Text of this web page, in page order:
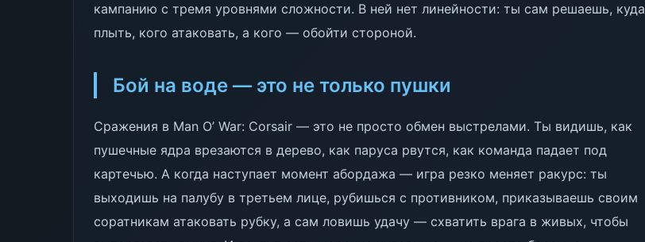
кампанию с тремя уровнями сложности. В ней нет линейности: ты сам решаешь, куда
плыть, кого атаковать, а кого — обойти стороной.
Бой на воде — это не только пушки
Сражения в Man O’ War: Corsair — это не просто обмен выстрелами. Ты видишь, как
пушечные ядра врезаются в дерево, как паруса рвутся, как команда падает под
картечью. А когда наступает момент абордажа — игра резко меняет ракурс: ты
выходишь на палубу в третьем лице, рубишься с противником, приказываешь своим
соратникам атаковать рубку, а сам ловишь удачу — схватить врага в живых, чтобы